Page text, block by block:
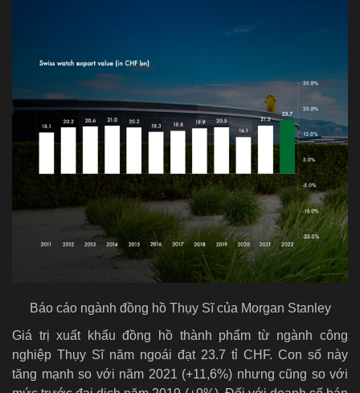
Báo cáo ngành đồng hồ Thụy Sĩ của Morgan Stanley
Giá trị xuất khẩu đồng hồ thành phẩm từ ngành công
nghiệp Thụy Sĩ năm ngoái đạt 23.7 tỉ CHF. Con số này
tăng mạnh so với năm 2021 (+11,6%) nhưng cũng so với